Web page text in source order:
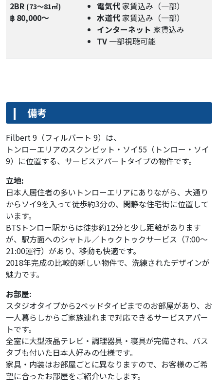
2BR (73～81㎡)
฿ 80,000～
電気代家賃込み（一部）
水道代家賃込み（一部）
インターネット 家賃込み
TV 一部視聴可能
備考
Filbert 9（フィルバート 9）は、
トンローエリアのスクンビット・ソイ55（トンロー・ソイ
9）に位置する、サービスアパートタイプの物件です。
立地:
日本人居住者の多いトンローエリアにありながら、大通り
からソイ9を入って徒歩約3分の、閑静な住宅街に位置して
います。
BTSトンロー駅からは徒歩約12分と少し距離があります
が、駅方面へのシャトル／トゥクトゥクサービス（7:00〜
21:00運行）があり、移動も快適です。
2018年完成の比較的新しい物件で、洗練されたデザインが
魅力です。
お部屋:
スタジオタイプから2ベッドタイピまでのお部屋があり、お
一人暮らしからご家族連れまで対応できるサービスアパー
トです。
全室に大型液晶テレビ・調理器具・寝具が完備され、バス
タブも付いた日本人好みの仕様です。
家具・内装はお部屋ごとに異なりますので、お客様のご希
望に合ったお部屋をご紹介いたします。